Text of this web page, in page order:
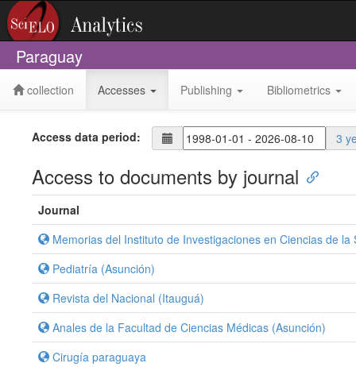
Paraguay
collection Accesses Publishing Bibliometrics
Access data period: 3
Access to documents by journal
Journal
Memorias del Instituto de Investigaciones en Ciencias de la
Pediatría (Asunción)
Revista del Nacional (Itauguá)
Anales de la Facultad de Ciencias Médicas (Asunción)
Cirugía paraguaya